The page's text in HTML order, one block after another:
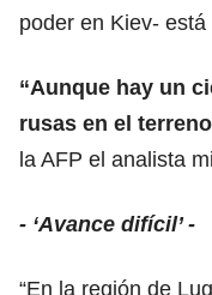
poder en Kiev-
“Aunque hay un
rusas en el
la AFP el analista
- ‘Avance difícil’ -
“En la región de